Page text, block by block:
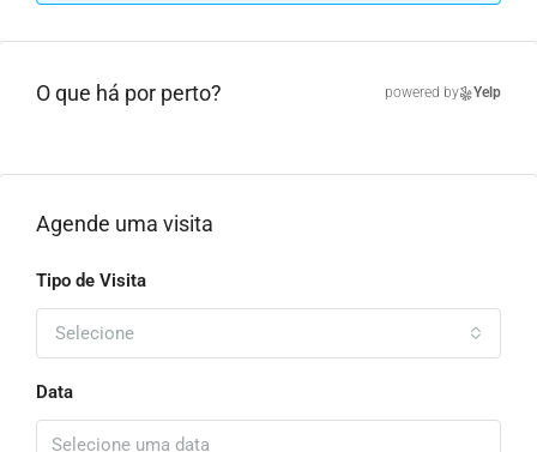
O que há por perto? powered by Yelp
Agende uma visita
Tipo de Visita
Selecione
Data